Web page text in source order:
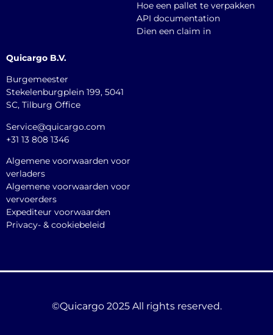
Hoe een pallet te verpakken
API documentation
Dien een claim in
Quicargo B.V.
Burgemeester
Stekelenburgplein 199, 5041
SC, Tilburg Office
Service@quicargo.com
+31 13 808 1346
Algemene voorwaarden voor
verladers
Algemene voorwaarden voor
vervoerders
Expediteur voorwaarden
Privacy- & cookiebeleid
©Quicargo 2025 All rights reserved.